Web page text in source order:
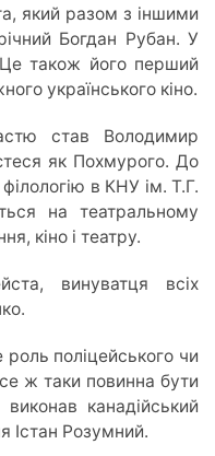
який разом з іншими
Богдан Рубан. У
також його перший
українського кіно.
став Володимир
як Похмурого. До
в КНУ ім. Т.Г.
на театральному
кіно і театру.
винуватця всіх
поліцейського чи
ж таки повинна бути
канадійський
Істан Розумний.